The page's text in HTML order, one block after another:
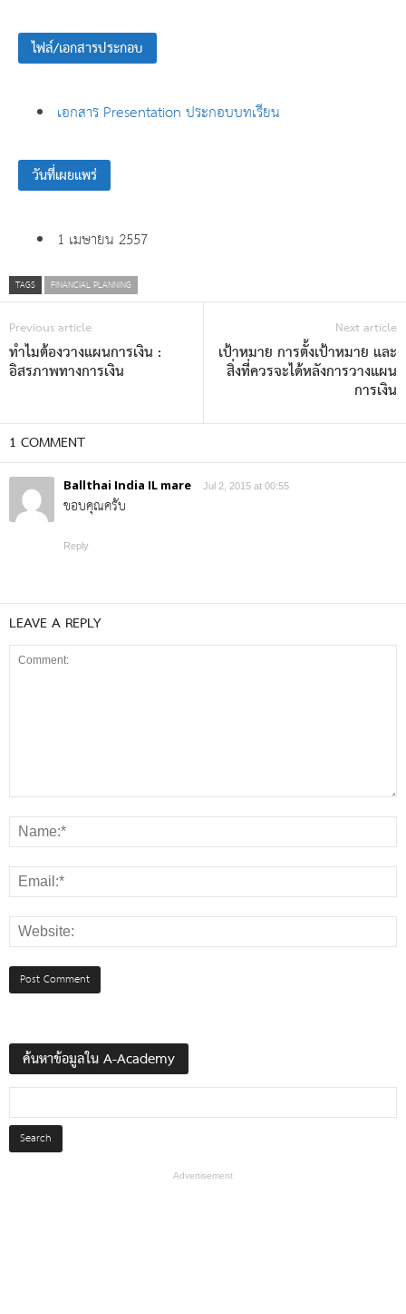
ไฟล์/เอกสารประกอบ
เอกสาร Presentation ประกอบบทเรียน
วันที่เผยแพร่
1 เมษายน 2557
TAGS FINANCIAL PLANNING
Previous article
ทำไมต้องวางแผนการเงิน :
อิสรภาพทางการเงิน
Next article
เป้าหมาย การตั้งเป้าหมาย และ
สิ่งที่ควรจะได้หลังการวางแผน
การเงิน
1 COMMENT
Ballthai India IL mare Jul 2, 2015 at 00:55
ขอบคุณครับ
Reply
LEAVE A REPLY
ค้นหาข้อมูลใน A-Academy
Advertisement